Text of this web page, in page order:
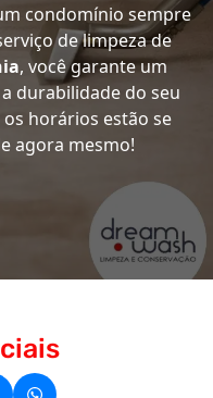
condomínio sempre
de limpeza de
, você garante um
durabilidade do seu
horários estão se
agora mesmo!